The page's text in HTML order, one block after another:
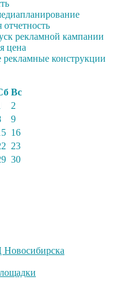
отчетность
рекламной кампании
цена
конструкции
Вс
2
9
16
23
30
Новосибирска